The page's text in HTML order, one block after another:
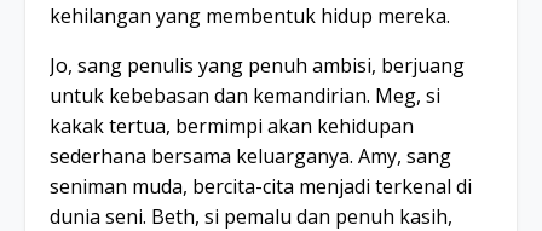
kehilangan yang membentuk hidup mereka.
Jo, sang penulis yang penuh ambisi, berjuang
untuk kebebasan dan kemandirian. Meg, si
kakak tertua, bermimpi akan kehidupan
sederhana bersama keluarganya. Amy, sang
seniman muda, bercita-cita menjadi terkenal di
dunia seni. Beth, si pemalu dan penuh kasih,